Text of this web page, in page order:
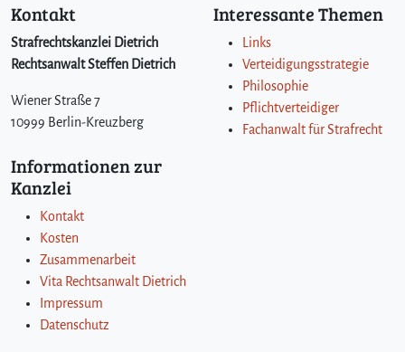
Kontakt
Strafrechtskanzlei Dietrich
Rechtsanwalt Steffen Dietrich
Wiener Straße 7
10999 Berlin-Kreuzberg
Interessante Themen
Links
Verteidigungsstrategie
Philosophie
Pflichtverteidiger
Fachanwalt für Strafrecht
Informationen zur
Kanzlei
Kontakt
Kosten
Zusammenarbeit
Vita Rechtsanwalt Dietrich
Impressum
Datenschutz